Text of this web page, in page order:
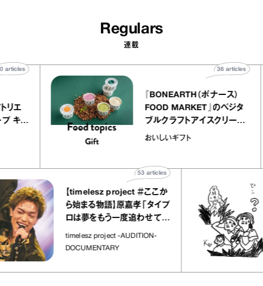
Regulars
連載
ー アトリエ
クレープ キャ
40 articles
『BONEARTH（ボナース）
FOOD MARKET』のベジ
ブルクラフトアイスクリー
｜真野知子の「おいしい
おいしいギフト
36
【timelesz project ＃ここか
ら始まる物語】原嘉孝「タイプ
ロは夢をもう一度追わせてく
れた場所」
timelesz project -AUDITION-
DOCUMENTARY
articles